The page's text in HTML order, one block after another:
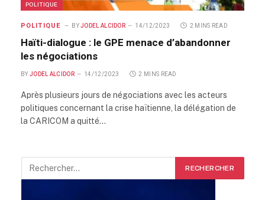
POLITIQUE
POLITIQUE BY JODEL ALCIDOR 14/12/2023 2 MINS READ
Haïti-dialogue : le GPE menace d’abandonner
les négociations
BY JODEL ALCIDOR 14/12/2023 2 MINS READ
Après plusieurs jours de négociations avec les acteurs
politiques concernant la crise haïtienne, la délégation de
la CARICOM a quitté…